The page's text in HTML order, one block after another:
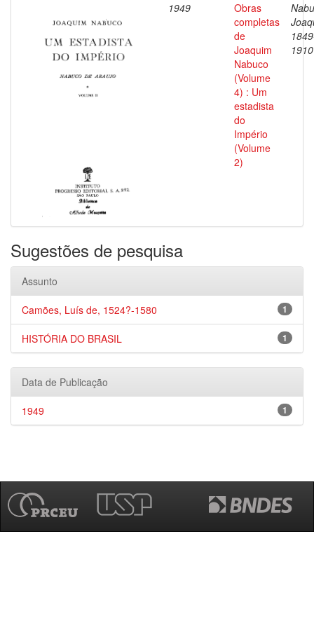
1949
Obras
completas
de
Joaquim
Nabuco
(Volume
4) : Um
estadista
do
Império
(Volume
2)
1910
Sugestões de pesquisa
Assunto
1
Camões, Luís de, 1524?-1580
1
HISTÓRIA DO BRASIL
Data de Publicação
1
1949